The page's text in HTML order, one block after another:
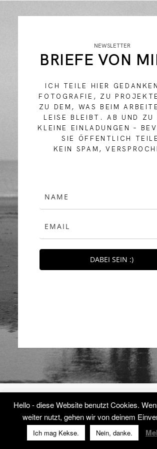
NEWSLETTER
BRIEFE VON
ICH TEILE HIER
FOTOGRAFIE, ZU
ZU DEM, WAS BEIM
LEISE BLEIBT. AB UND ZU
KLEINE EINLADUNGEN –
SIE ÖFFENTLICH
KEIN SPAM,
DABEI SEIN :)
Hello - diese Website benutzt Cookies.
weiter nutzt, gehen wir von deinem
Ich mag Kekse. Nein, danke.